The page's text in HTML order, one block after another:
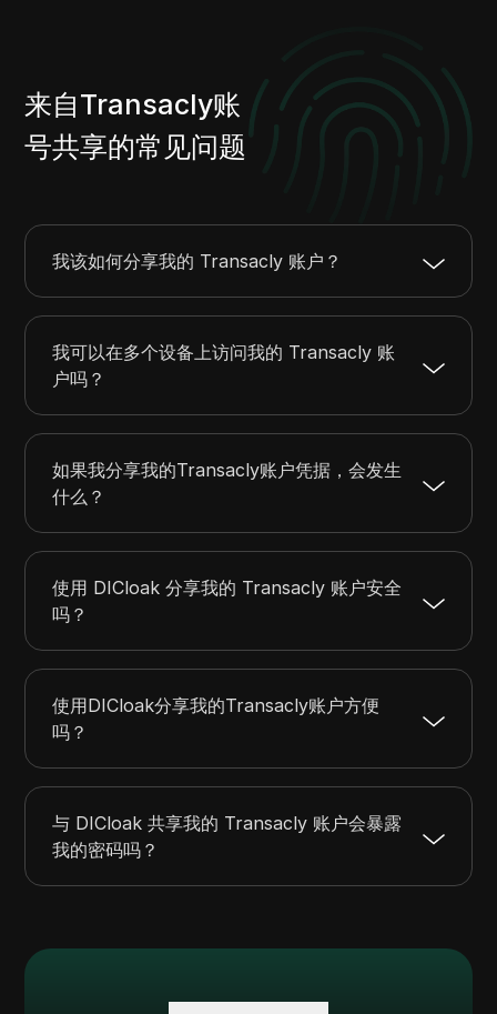
来自Transacly账
号共享的常见问题
我该如何分享我的 Transacly 账户？
我可以在多个设备上访问我的 Transacly 账
户吗？
如果我分享我的Transacly账户凭据，会发生
什么？
使用 DICloak 分享我的 Transacly 账户安全
吗？
使用DICloak分享我的Transacly账户方便
吗？
与 DICloak 共享我的 Transacly 账户会暴露
我的密码吗？